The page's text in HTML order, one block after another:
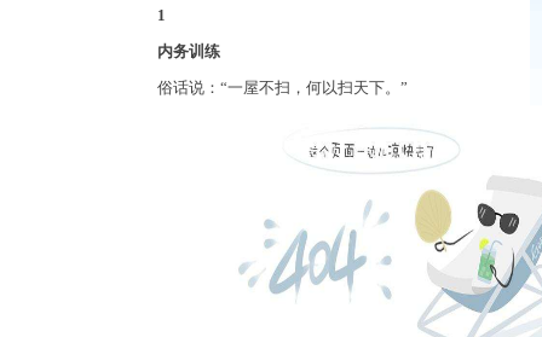
1
内务训练
俗话说： “一屋不扫，何以扫天下。 ”